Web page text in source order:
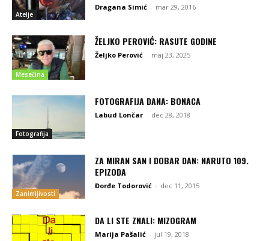
Atelje
Dragana Simić - mar 29, 2016
Mesečina
ŽELJKO PEROVIĆ: RASUTE GODINE
Željko Perović - maj 23, 2025
Fotografija
FOTOGRAFIJA DANA: BONACA
Labud Lončar - dec 28, 2018
Zanimljivosti
ZA MIRAN SAN I DOBAR DAN: NARUTO 109.
EPIZODA
Đorđe Todorović - dec 11, 2015
DA LI STE ZNALI: MIZOGRAM
Marija Pašalić - jul 19, 2018